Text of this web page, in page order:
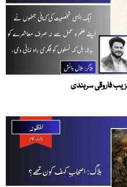
فاروقی سرہندی